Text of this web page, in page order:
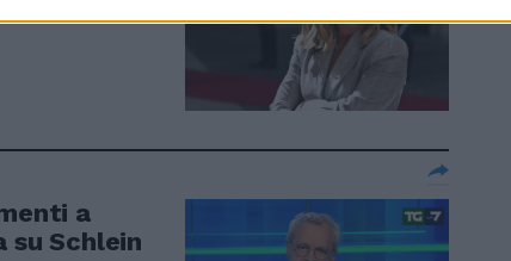
a
su Schlein